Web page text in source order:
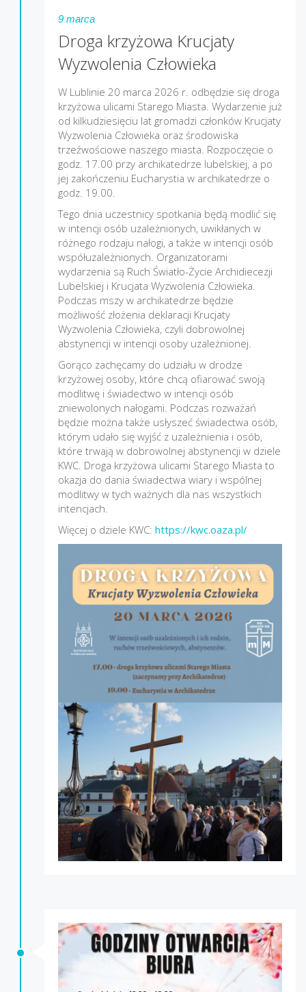
9 marca
Droga krzyżowa Krucjaty
Wyzwolenia Człowieka
W Lublinie 20 marca 2026 r. odbędzie się droga
krzyżowa ulicami Starego Miasta. Wydarzenie już
od kilkudziesięciu lat gromadzi członków Krucjaty
Wyzwolenia Człowieka oraz środowiska
trzeźwościowe naszego miasta. Rozpoczęcie o
godz. 17.00 przy archikatedrze lubelskiej, a po
jej zakończeniu Eucharystia w archikatedrze o
godz. 19.00.
Tego dnia uczestnicy spotkania będą modlić się
w intencji osób uzależnionych, uwikłanych w
różnego rodzaju nałogi, a także w intencji osób
współuzależnionych. Organizatorami
wydarzenia są Ruch Światło-Życie Archidiecezji
Lubelskiej i Krucjata Wyzwolenia Człowieka.
Podczas mszy w archikatedrze będzie
możliwość złożenia deklaracji Krucjaty
Wyzwolenia Człowieka, czyli dobrowolnej
abstynencji w intencji osoby uzależnionej.
Gorąco zachęcamy do udziału w drodze
krzyżowej osoby, które chcą ofiarować swoją
modlitwę i świadectwo w intencji osób
zniewolonych nałogami. Podczas rozważań
będzie można także usłyszeć świadectwa osób,
którym udało się wyjść z uzależnienia i osób,
które trwają w dobrowolnej abstynencji w dziele
KWC. Droga krzyżowa ulicami Starego Miasta to
okazja do dania świadectwa wiary i wspólnej
modlitwy w tych ważnych dla nas wszystkich
intencjach.
Więcej o dziele KWC: https://kwc.oaza.pl/